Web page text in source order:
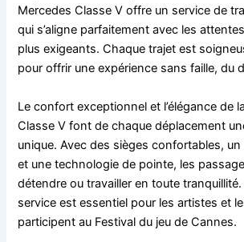
Mercedes Classe V offre un service de
qui s’aligne parfaitement avec les
plus exigeants. Chaque trajet est
pour offrir une expérience sans faille, du
Le confort exceptionnel et l’élégance de
Classe V font de chaque déplacement
unique. Avec des sièges confortables,
et une technologie de pointe, les
détendre ou travailler en toute
service est essentiel pour les artistes et
participent au Festival du jeu de Cannes.